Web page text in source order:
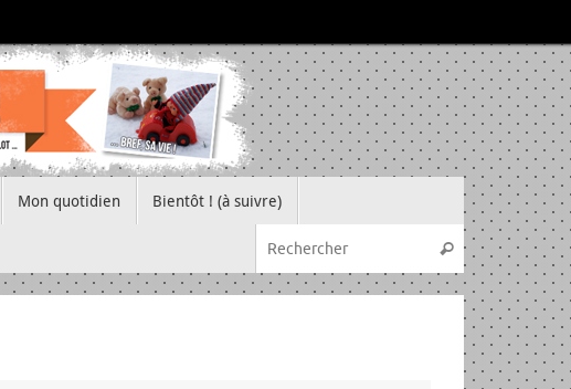
Mon quotidien Bientôt ! (à suivre)
Recherche
Rechercher